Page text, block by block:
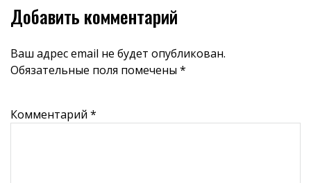
Добавить комментарий
Ваш адрес email не будет опубликован.
Обязательные поля помечены *
Комментарий *